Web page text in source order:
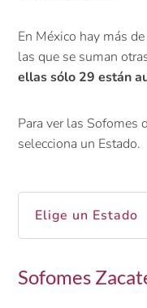
En México hay más de
las que se suman
ellas sólo 29 están
Para ver las Sofomes
selecciona un Estado.
Elige un Estado
Sofomes